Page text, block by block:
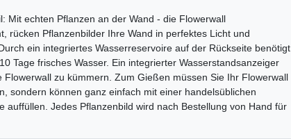
Mit echten Pflanzen an der Wand - die Flowerwall
rücken Pflanzenbilder Ihre Wand in perfektes Licht und
ein integriertes Wasserreservoire auf der Rückseite benötigt
Tage frisches Wasser. Ein integrierter Wasserstandsanzeiger
zu kümmern. Zum Gießen müssen Sie Ihr Flowerwall
sondern können ganz einfach mit einer handelsüblichen
auffüllen. Jedes Pflanzenbild wird nach Bestellung von Hand für